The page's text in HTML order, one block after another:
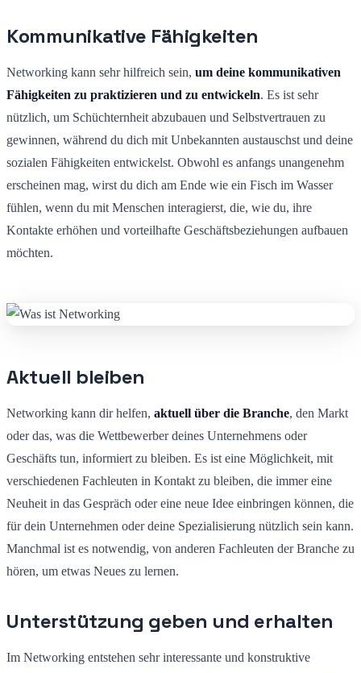
Kommunikative Fähigkeiten
Networking kann sehr hilfreich sein, um deine kommunikativen
Fähigkeiten zu praktizieren und zu entwickeln. Es ist sehr
nützlich, um Schüchternheit abzubauen und Selbstvertrauen zu
gewinnen, während du dich mit Unbekannten austauschst und deine
sozialen Fähigkeiten entwickelst. Obwohl es anfangs unangenehm
erscheinen mag, wirst du dich am Ende wie ein Fisch im Wasser
fühlen, wenn du mit Menschen interagierst, die, wie du, ihre
Kontakte erhöhen und vorteilhafte Geschäftsbeziehungen aufbauen
möchten.
Aktuell bleiben
Networking kann dir helfen, aktuell über die Branche, den Markt
oder das, was die Wettbewerber deines Unternehmens oder
Geschäfts tun, informiert zu bleiben. Es ist eine Möglichkeit, mit
verschiedenen Fachleuten in Kontakt zu bleiben, die immer eine
Neuheit in das Gespräch oder eine neue Idee einbringen können, die
für dein Unternehmen oder deine Spezialisierung nützlich sein kann.
Manchmal ist es notwendig, von anderen Fachleuten der Branche zu
hören, um etwas Neues zu lernen.
Unterstützung geben und erhalten
Im Networking entstehen sehr interessante und konstruktive